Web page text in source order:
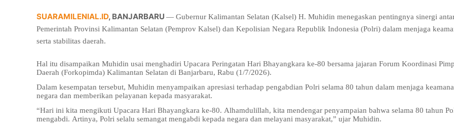
SUARAMILENIAL.ID, BANJARBARU — Gubernur Kalimantan Selatan (Kalsel) H. Muhidin menegaskan pentingnya sinergi
Pemerintah Provinsi Kalimantan Selatan (Pemprov Kalsel) dan Kepolisian Negara Republik Indonesia (Polri) dalam menjaga
serta stabilitas daerah.
Hal itu disampaikan Muhidin usai menghadiri Upacara Peringatan Hari Bhayangkara ke-80 bersama jajaran Forum Koordinasi
Daerah (Forkopimda) Kalimantan Selatan di Banjarbaru, Rabu (1/7/2026).
Dalam kesempatan tersebut, Muhidin menyampaikan apresiasi terhadap pengabdian Polri selama 80 tahun dalam menjaga
negara dan memberikan pelayanan kepada masyarakat.
“Hari ini kita mengikuti Upacara Hari Bhayangkara ke-80. Alhamdulillah, kita mendengar penyampaian bahwa selama 80 tahun
mengabdi. Artinya, Polri selalu semangat mengabdi kepada negara dan melayani masyarakat,” ujar Muhidin.